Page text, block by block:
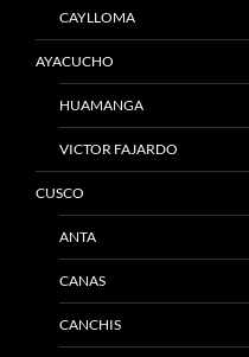
CAYLLOMA
AYACUCHO
HUAMANGA
VICTOR FAJARDO
CUSCO
ANTA
CANAS
CANCHIS